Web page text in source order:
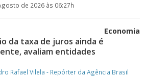
de 2026 às 06:27h
Economia
da taxa de juros ainda é
avaliam entidades
Rafael Vilela - Repórter da Agência Brasil